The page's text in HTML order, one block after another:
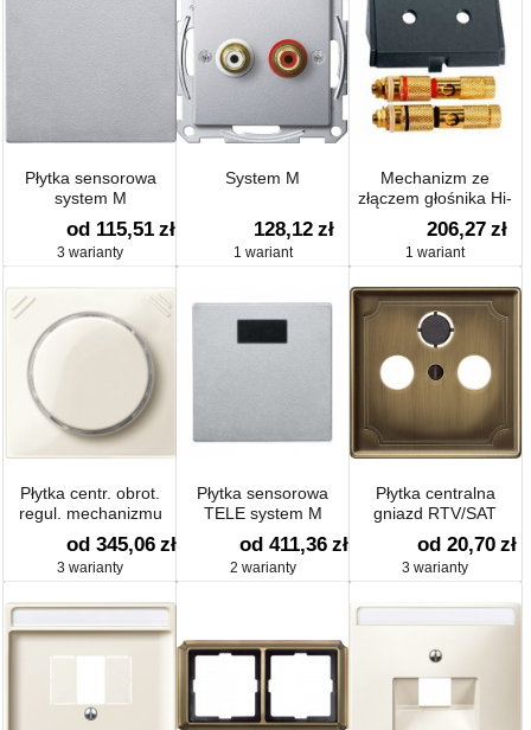
Płytka sensorowa
system M
od 115,51 zł
3 warianty
System M
128,12 zł
1 wariant
Mechanizm ze
złączem głośnika Hi-
Fi, czarny, system M,
Artec/Antique
206,27 zł
1 wariant
Płytka centr. obrot.
regul. mechanizmu
superściemn.
Uniwersal.
od 345,06 zł
3 warianty
Płytka sensorowa
TELE system M
od 411,36 zł
2 warianty
Płytka centralna
gniazd RTV/SAT
od 20,70 zł
3 warianty